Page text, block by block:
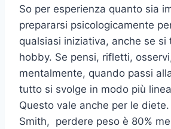
So per esperienza quanto sia
prepararsi psicologicamente
qualsiasi iniziativa, anche se si
hobby. Se pensi, rifletti,
mentalmente, quando passi
tutto si svolge in modo più
Questo vale anche per le
Smith, perdere peso è 80%